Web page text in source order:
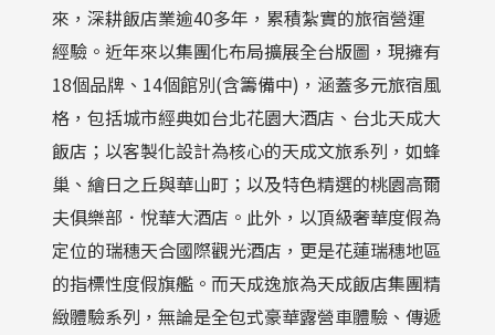
來，深耕飯店業逾40多年，累積紮實的旅宿營運
經驗。近年來以集團化布局擴展全台版圖，現擁有
18個品牌、14個館別(含籌備中)，涵蓋多元旅宿風
格，包括城市經典如台北花園大酒店、台北天成大
飯店；以客製化設計為核心的天成文旅系列，如蜂
巢、繪日之丘與華山町；以及特色精選的桃園高爾
夫俱樂部．悅華大酒店。此外，以頂級奢華度假為
定位的瑞穗天合國際觀光酒店，更是花蓮瑞穗地區
的指標性度假旗艦。而天成逸旅為天成飯店集團精
緻體驗系列，無論是全包式豪華露營車體驗、傳遞